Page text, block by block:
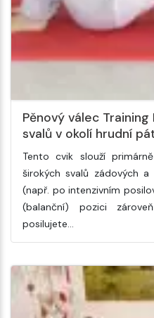
Pěnový válec
svalů v okolí hrudní
Tento cvik slouží
širokých svalů zádových
(např. po intenzivním
(balanční) pozici
posilujete…